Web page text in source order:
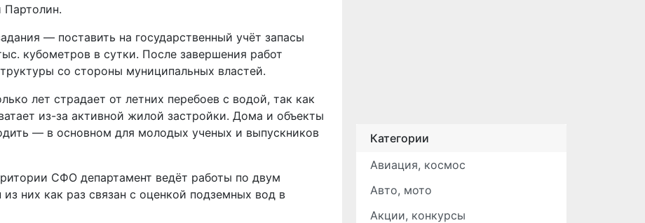
— поставить на государственный учёт запасы
кубометров в сутки. После завершения работ
со стороны муниципальных властей.
лет страдает от летних перебоев с водой, так как
из-за активной жилой застройки. Дома и объекты
— в основном для молодых ученых и выпускников
СФО департамент ведёт работы по двум
них как раз связан с оценкой подземных вод в
Категории
Авиация, космос
Авто, мото
Акции, конкурсы